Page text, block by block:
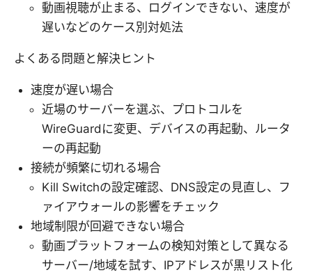
動画視聴が止まる、ログインできない、速度が
遅いなどのケース別対処法
よくある問題と解決ヒント
速度が遅い場合
近場のサーバーを選ぶ、プロトコルを
WireGuardに変更、デバイスの再起動、ルータ
ーの再起動
接続が頻繁に切れる場合
Kill Switchの設定確認、DNS設定の見直し、フ
ァイアウォールの影響をチェック
地域制限が回避できない場合
動画プラットフォームの検知対策として異なる
サーバー/地域を試す、IPアドレスが黒リスト化